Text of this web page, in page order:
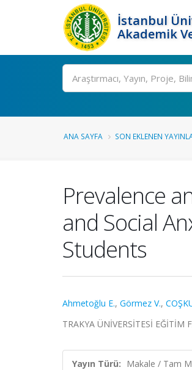
İstanbul
Akademik
Ara
ANA SAYFA SON EKLENEN
Prevalence
and Social
Students
Ahmetoğlu E., Görmez V.,
TRAKYA ÜNİVERSİTESİ
Yayın Türü: Makale / Tam